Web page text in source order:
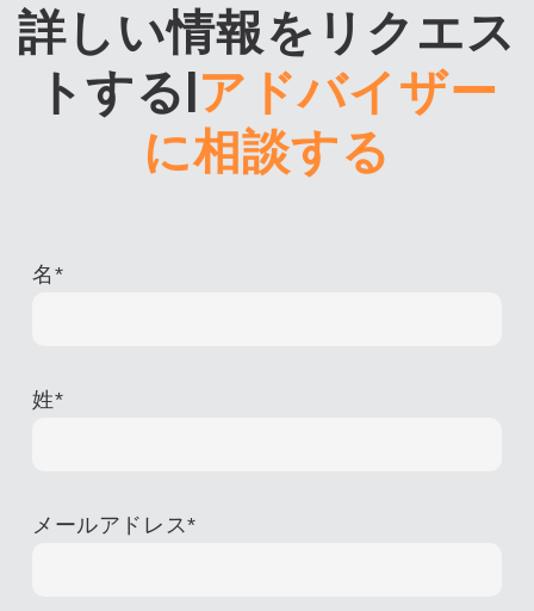
詳しい情報をリクエス
トする|アドバイザー
に相談する
名 *
姓*
メールアドレス*